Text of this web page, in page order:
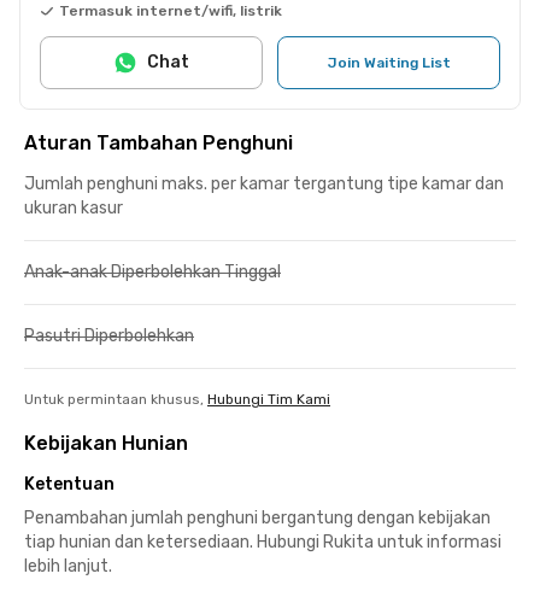
Termasuk internet/wifi, listrik
Join Waiting List
Chat
Aturan Tambahan Penghuni
Jumlah penghuni maks. per kamar tergantung tipe kamar dan
ukuran kasur
Anak-anak Diperbolehkan Tinggal
Pasutri Diperbolehkan
Untuk permintaan khusus, Hubungi Tim Kami
Kebijakan Hunian
Ketentuan
Penambahan jumlah penghuni bergantung dengan kebijakan
tiap hunian dan ketersediaan. Hubungi Rukita untuk informasi
lebih lanjut.